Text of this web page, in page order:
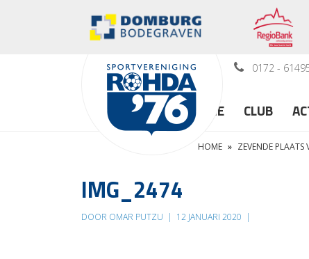
0172 -
HOME CLUB
HOME » ZEVENDE
IMG_2474
DOOR OMAR PUTZU | 12 JANUARI 2020 |